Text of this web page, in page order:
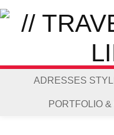
ADRESSES
PORTFOLIO